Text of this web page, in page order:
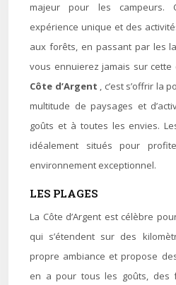
majeur pour les campeurs.
expérience unique et des
aux forêts, en passant par les
vous ennuierez jamais sur cette
Côte d’Argent , c’est s’offrir la
multitude de paysages et
goûts et à toutes les envies.
idéalement situés pour
environnement exceptionnel.
LES PLAGES
La Côte d’Argent est célèbre
qui s’étendent sur des
propre ambiance et propose
en a pour tous les goûts, des